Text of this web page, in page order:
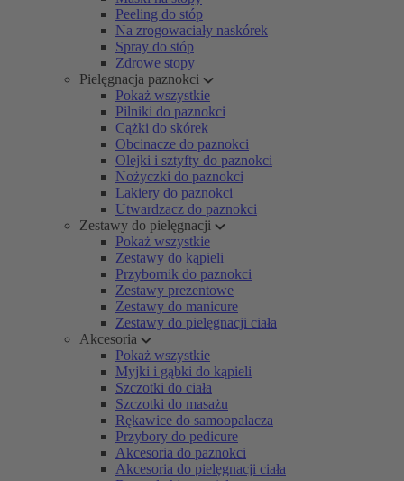
Peeling do stóp
Na zrogowaciały naskórek
Spray do stóp
Zdrowe stopy
Pielęgnacja paznokci
Pokaż wszystkie
Pilniki do paznokci
Cążki do skórek
Obcinacze do paznokci
Olejki i sztyfty do paznokci
Nożyczki do paznokci
Lakiery do paznokci
Utwardzacz do paznokci
Zestawy do pielęgnacji
Pokaż wszystkie
Zestawy do kąpieli
Przybornik do paznokci
Zestawy prezentowe
Zestawy do manicure
Zestawy do pielęgnacji ciała
Akcesoria
Pokaż wszystkie
Myjki i gąbki do kąpieli
Szczotki do ciała
Szczotki do masażu
Rękawice do samoopalacza
Przybory do pedicure
Akcesoria do paznokci
Akcesoria do pielęgnacji ciała